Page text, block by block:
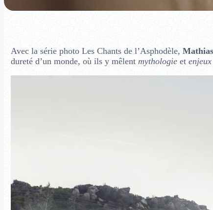
Avec la série photo Les Chants de l’Asphodèle,
dureté d’un monde, où ils y mêlent mythologieet